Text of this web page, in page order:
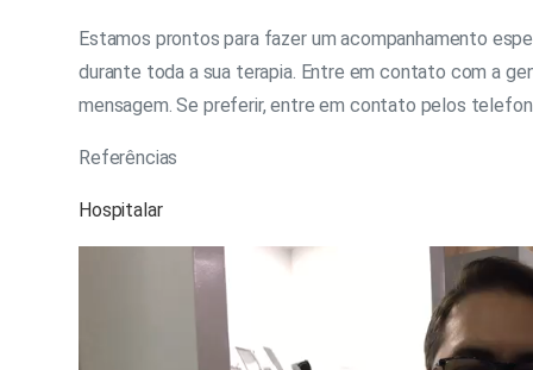
Estamos prontos para fazer um acompanhamento
durante toda a sua terapia. ​Entre em contato com a
mensagem. Se preferir, entre em contato pelos
Referências
Hospitalar